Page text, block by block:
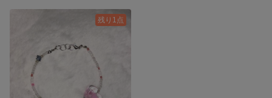
残り1点